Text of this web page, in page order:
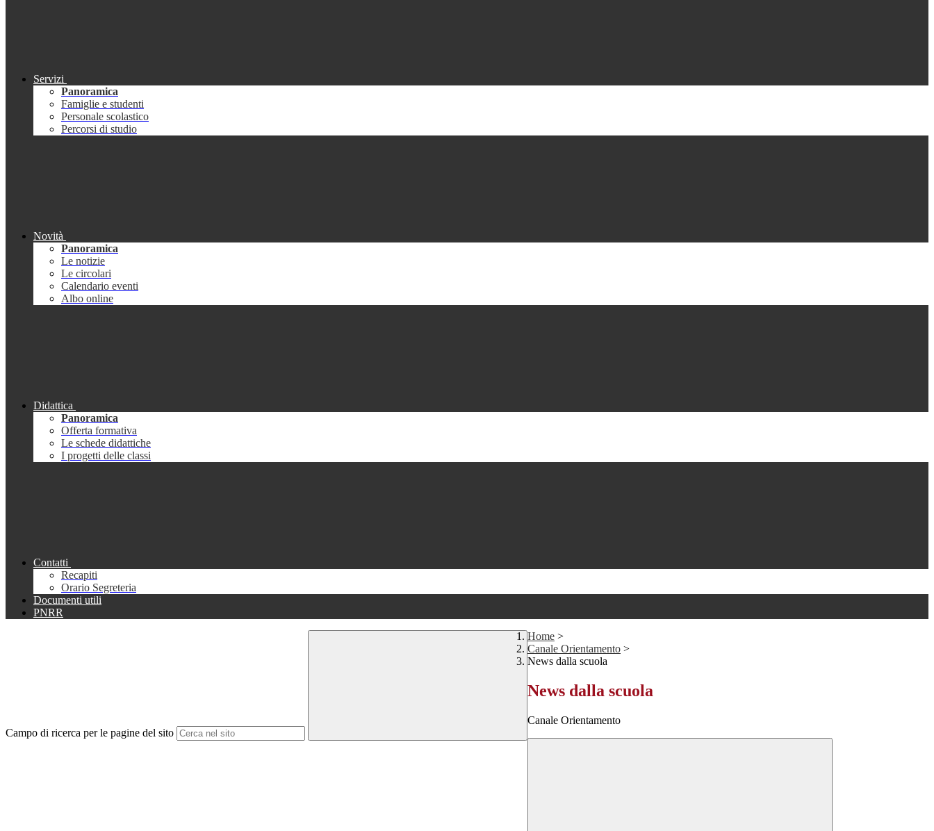
Servizi
Panoramica
Famiglie e studenti
Personale scolastico
Percorsi di studio
Novità
Panoramica
Le notizie
Le circolari
Calendario eventi
Albo online
Didattica
Panoramica
Offerta formativa
Le schede didattiche
I progetti delle classi
Contatti
Recapiti
Orario Segreteria
Documenti utili
PNRR
Campo di ricerca per le pagine del sito
Home >
Canale Orientamento >
News dalla scuola
News dalla scuola
Canale Orientamento